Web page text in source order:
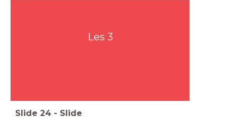
Les 3
Slide 24 - Slide